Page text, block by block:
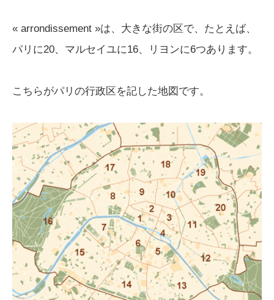
« arrondissement »は、大きな街の区で、たとえば、
パリに20、マルセイユに16、リヨンに6つあります。
こちらがパリの行政区を記した地図です。